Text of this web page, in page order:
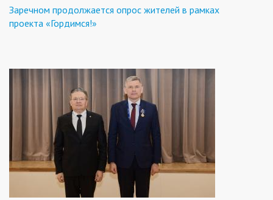
Заречном продолжается опрос жителей в рамках
проекта «Гордимся!»